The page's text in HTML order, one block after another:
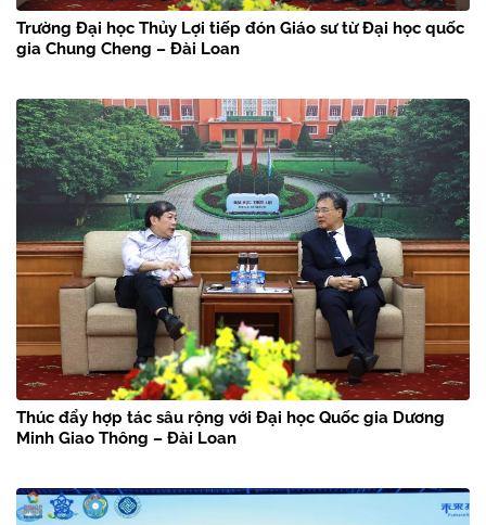
Trường Đại học Thủy Lợi tiếp đón Giáo sư từ Đại học quốc
gia Chung Cheng – Đài Loan
Thúc đẩy hợp tác sâu rộng với Đại học Quốc gia Dương
Minh Giao Thông – Đài Loan